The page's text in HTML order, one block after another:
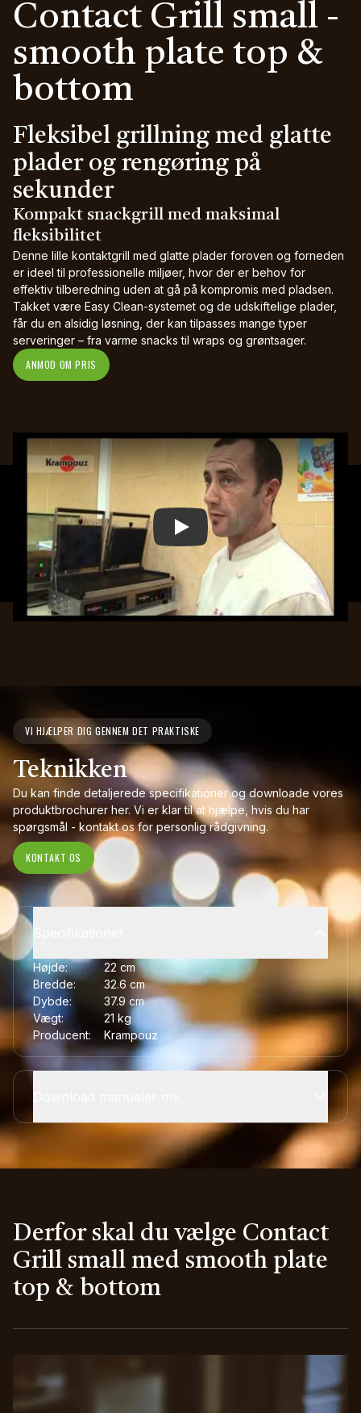
Contact Grill small -
smooth plate top &
bottom
Fleksibel grillning med glatte
plader og rengøring på
sekunder
Kompakt snackgrill med maksimal
fleksibilitet
Denne lille kontaktgrill med glatte plader foroven og forneden
er ideel til professionelle miljøer, hvor der er behov for
effektiv tilberedning uden at gå på kompromis med pladsen.
Takket være Easy Clean-systemet og de udskiftelige plader,
får du en alsidig løsning, der kan tilpasses mange typer
serveringer – fra varme snacks til wraps og grøntsager.
ANMOD OM PRIS
Play
VI HJÆLPER DIG GENNEM DET PRAKTISKE
Teknikken
Du kan finde detaljerede specifikationer og downloade vores
produktbrochurer her. Vi er klar til at hjælpe, hvis du har
spørgsmål - kontakt os for personlig rådgivning.
KONTAKT OS
Højde:
Bredde:
Dybde:
Vægt:
Producent:
22 cm
32.6 cm
37.9 cm
21 kg
Krampouz
Derfor skal du vælge Contact
Grill small med smooth plate
top & bottom